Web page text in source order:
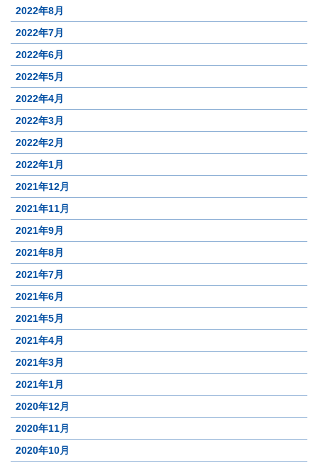
2022年8月
2022年7月
2022年6月
2022年5月
2022年4月
2022年3月
2022年2月
2022年1月
2021年12月
2021年11月
2021年9月
2021年8月
2021年7月
2021年6月
2021年5月
2021年4月
2021年3月
2021年1月
2020年12月
2020年11月
2020年10月